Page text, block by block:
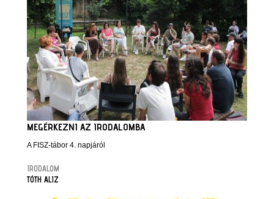
MEGÉRKEZNI AZ IRODALOMBA
A FISZ-tábor 4. napjáról
IRODALOM
TÓTH ALIZ